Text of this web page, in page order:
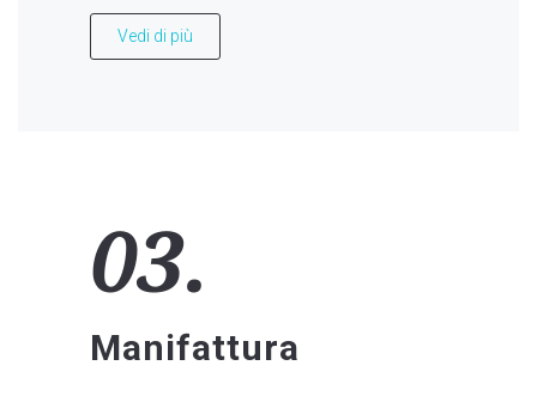
Vedi di più
03.
Manifattura